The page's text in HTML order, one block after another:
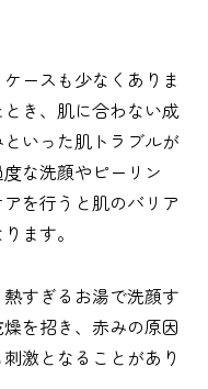
ースも少なくありま
き、肌に合わない成
いった肌トラブルが
な洗顔やピーリン
を行うと肌のバリア
ます。
すぎるお湯で洗顔す
を招き、赤みの原因
激となることがあり